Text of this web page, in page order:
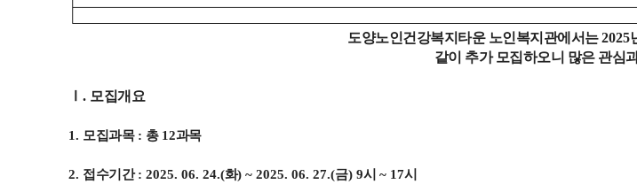
도양노인건강복지타운 노인복지관에서는2025
같이 추가 모집하오니 많은 관심
Ⅰ. 모집개요
1. 모집과목 : 총 12과목
2. 접수기간: 2025. 06. 24.(화) ~ 2025. 06. 27.(금) 9시 ~ 17시